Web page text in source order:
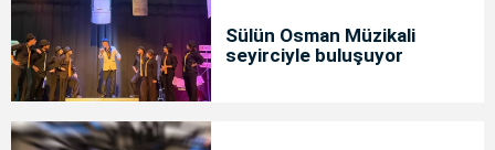
Sülün Osman Müzikali
seyirciyle buluşuyor